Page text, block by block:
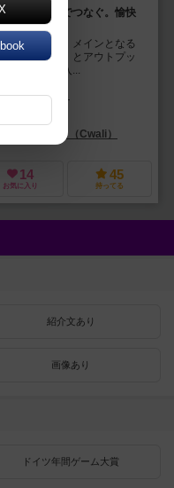
トをパイプでつなぐ。愉快
ンを作ろう。メインとなる
ト（原材料）とアウトプッ
功すれば収入...
Moorsel）
）
クワリ（Cwali）
14
お気に入り
45
持ってる
紹介文あり
画像あり
ドイツ年間ゲーム大賞